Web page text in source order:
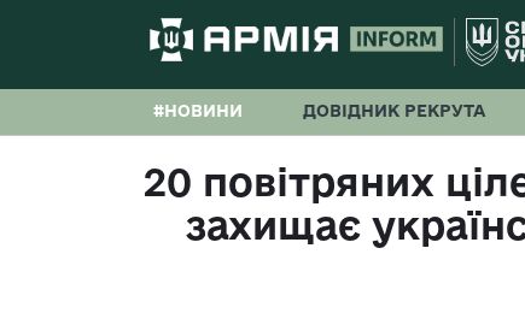
#НОВИНИ ДОВІДНИК РЕКРУТА
20 повітряних
захищає